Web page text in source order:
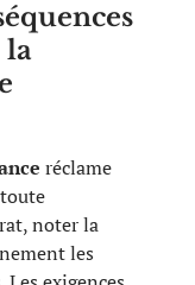
la
réclame
noter la
les